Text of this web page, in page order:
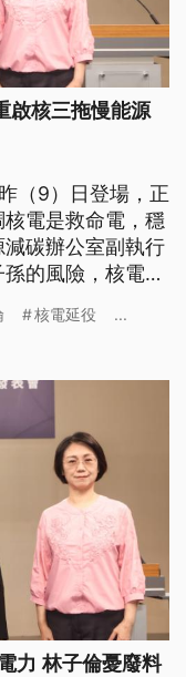
啟核三拖慢能源
（9）日登場，正
電是救命電，穩
碳辦公室副執行
的風險，核電延
核電延役 ...
力 林子倫憂廢料